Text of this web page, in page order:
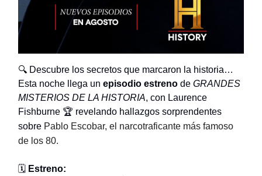
🔍 Descubre los secretos que marcaron la historia…
Esta noche llega un episodio estreno de GRANDES
MISTERIOS DE LA HISTORIA, con Laurence
Fishburne 🏆 revelando hallazgos sorprendentes
sobre Pablo Escobar, el narcotraficante más famoso
de los 80.
🗓 Estreno: